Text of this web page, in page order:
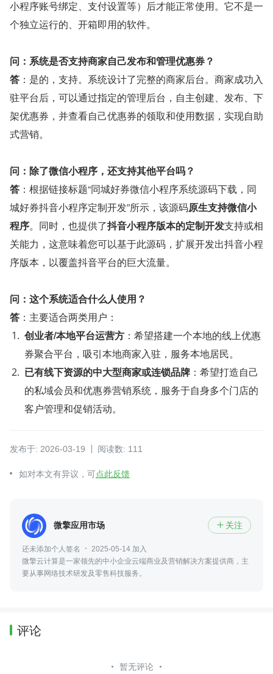
小程序账号绑定、支付设置等）后才能正常使用。它不是一
个独立运行的、开箱即用的软件。
问：系统是否支持商家自己发布和管理优惠券？
答 ：是的，支持。系统设计了完整的商家后台。商家成功入
驻平台后，可以通过指定的管理后台，自主创建、发布、下
架优惠券，并查看自己优惠券的领取和使用数据，实现自助
式营销。
问：除了微信小程序，还支持其他平台吗？
答 ：根据链接标题“同城好券微信小程序系统源码下载，同
城好券抖音小程序定制开发”所示，该源码原生支持微信小
程序。同时，也提供了抖音小程序版本的定制开发支持或相
关能力，这意味着您可以基于此源码，扩展开发出抖音小程
序版本，以覆盖抖音平台的巨大流量。
问：这个系统适合什么人使用？
答 ：主要适合两类用户：
创业者/本地平台运营方 ：希望搭建一个本地的线上优惠
券聚合平台，吸引本地商家入驻，服务本地居民。
已有线下资源的中大型商家或连锁品牌 ：希望打造自己
的私域会员和优惠券营销系统，服务于自身多个门店的
客户管理和促销活动。
发布于: 2026-03-19 阅读数: 111
如对本文有异议，可点此反馈
微擎应用市场  关注
还未添加个人签名
2025-05-14 加入
微擎云计算是一家领先的中小企业云端商业及营销解决方案提供商，主
要从事网络技术研发及零售科技服务。
评论
暂无评论